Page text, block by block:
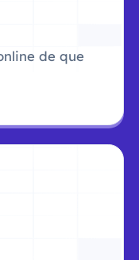
de que